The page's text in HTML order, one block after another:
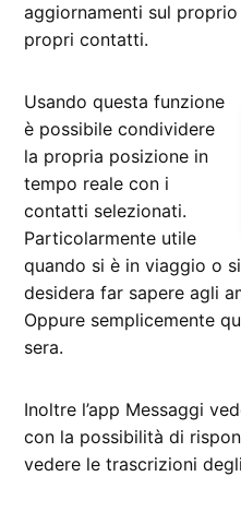
aggiornamenti sul
propri contatti.
Usando questa funzione
è possibile condividere
la propria posizione in
tempo reale con i
contatti selezionati.
Particolarmente utile
quando si è in viaggio o
desidera far sapere agli
Oppure semplicemente
sera.
Inoltre l’app Messaggi
con la possibilità di
vedere le trascrizioni